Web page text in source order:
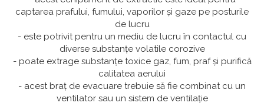
captarea prafului, fumului, vaporilor și gaze pe posturile
de lucru
- este potrivit pentru un mediu de lucru în contactul cu
diverse substanțe volatile corozive
- poate extrage substanțe toxice gaz, fum, praf și purifică
calitatea aerului
- acest braț de evacuare trebuie să fie combinat cu un
ventilator sau un sistem de ventilație